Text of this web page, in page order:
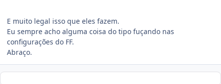
E muito legal isso que eles fazem.
Eu sempre acho alguma coisa do tipo fuçando nas
configurações do FF.
Abraço.